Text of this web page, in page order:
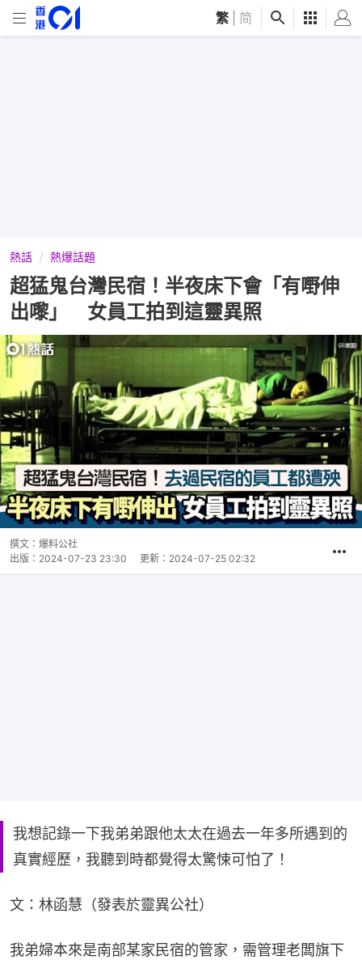
繁 简
熱話 熱爆話題
超猛鬼台灣民宿！半夜床下會「有嘢伸
出嚟」 女員工拍到這靈異照
撰文： 爆料公社
出版： 2024-07-23 23:30 更新： 2024-07-25 02:32
我想記錄一下我弟弟跟他太太在過去一年多所遇到的
真實經歷，我聽到時都覺得太驚悚可怕了！
文：林函慧（發表於靈異公社）
我弟婦本來是南部某家民宿的管家，需管理老闆旗下